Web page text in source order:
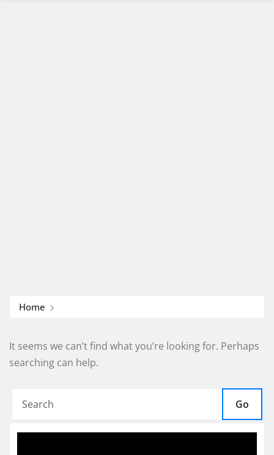
Home
It seems we can’t find what you’re looking for. Perhaps
searching can help.
Go